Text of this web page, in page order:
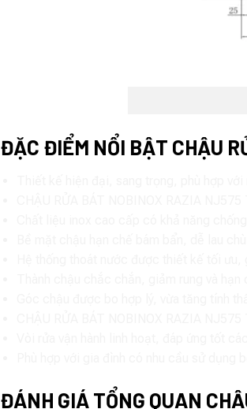
ĐẶC ĐIỂM NỔI BẬT CHẬU
ĐÁNH GIÁ TỔNG QUAN